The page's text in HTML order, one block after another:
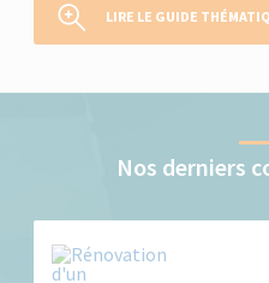
LIRE LE GUIDE
Nos derniers